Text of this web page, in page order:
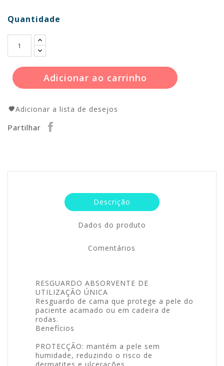
Quantidade
Adicionar ao carrinho
Adicionar a lista de desejos
Partilhar
Descrição
Dados do produto
Comentários
RESGUARDO ABSORVENTE DE
UTILIZAÇÃO ÚNICA
Resguardo de cama que protege a pele do
paciente acamado ou em cadeira de
rodas.
Benefícios
PROTECÇÃO: mantém a pele sem
humidade, reduzindo o risco de